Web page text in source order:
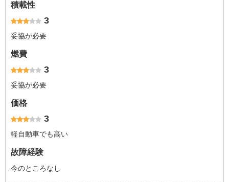
積載性
3
妥協が必要
燃費
3
妥協が必要
価格
3
軽自動車でも高い
故障経験
今のところなし